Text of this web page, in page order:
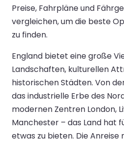
Preise, Fahrpläne und
vergleichen, um die beste
zu finden.
England bietet eine große
Landschaften, kulturellen
historischen Städten. Von
das industrielle Erbe des
modernen Zentren London,
Manchester – das Land hat
etwas zu bieten. Die Anreise